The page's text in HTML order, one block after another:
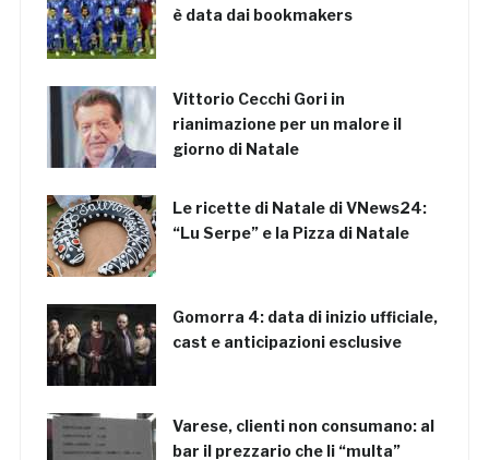
è data dai bookmakers
Vittorio Cecchi Gori in
rianimazione per un malore il
giorno di Natale
Le ricette di Natale di VNews24:
“Lu Serpe” e la Pizza di Natale
Gomorra 4: data di inizio ufficiale,
cast e anticipazioni esclusive
Varese, clienti non consumano: al
bar il prezzario che li “multa”